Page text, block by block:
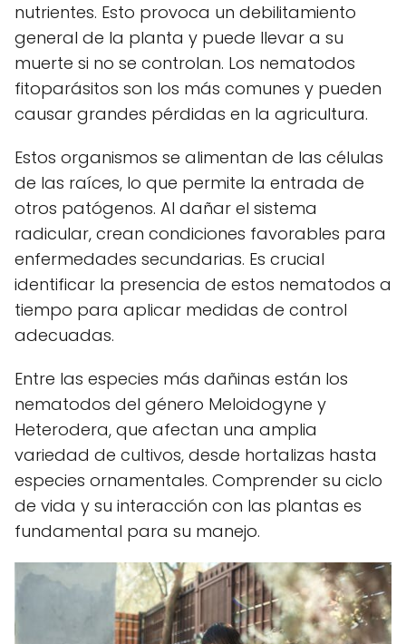
nutrientes. Esto provoca un debilitamiento
general de la planta y puede llevar a su
muerte si no se controlan. Los nematodos
fitoparásitos son los más comunes y pueden
causar grandes pérdidas en la agricultura.
Estos organismos se alimentan de las células
de las raíces, lo que permite la entrada de
otros patógenos. Al dañar el sistema
radicular, crean condiciones favorables para
enfermedades secundarias. Es crucial
identificar la presencia de estos nematodos a
tiempo para aplicar medidas de control
adecuadas.
Entre las especies más dañinas están los
nematodos del género Meloidogyne y
Heterodera, que afectan una amplia
variedad de cultivos, desde hortalizas hasta
especies ornamentales. Comprender su ciclo
de vida y su interacción con las plantas es
fundamental para su manejo.